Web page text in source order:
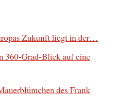
Zukunft liegt in der…
360-Grad-Blick auf eine
des Frank